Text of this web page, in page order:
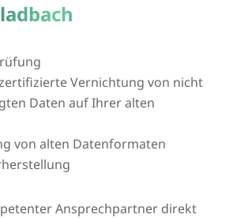
Vernichtung von nicht
Daten auf Ihrer alten
von alten Datenformaten
Ansprechpartner direkt